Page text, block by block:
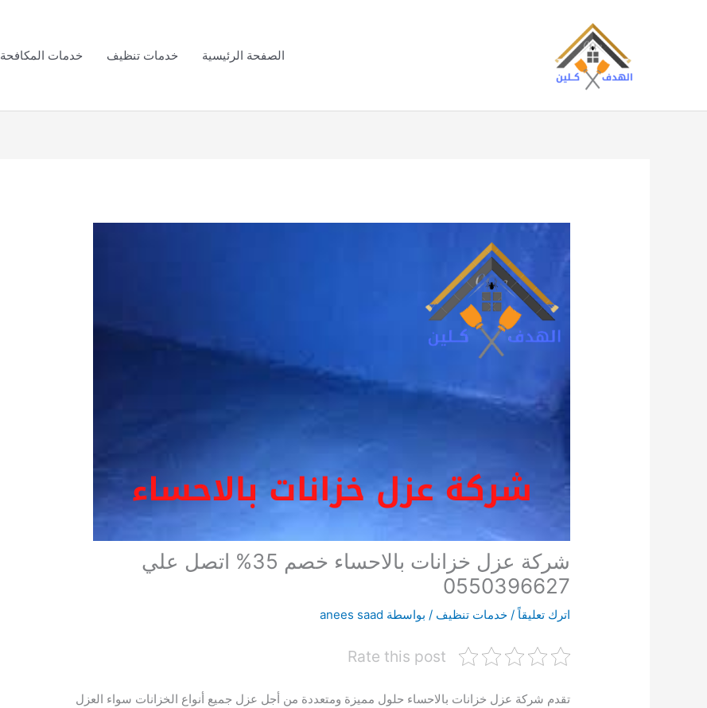
الصفحة الرئيسية خدمات تنظيف خدمات المكافحة
شركة عزل خزانات بالاحساء خصم 35% اتصل علي
0550396627
اترك تعليقاً /خدمات تنظيف / بواسطة anees saad
Rate this post
تقدم شركة عزل خزانات بالاحساء حلول مميزة ومتعددة من أجل عزل جميع أنواع الخزانات سواء العزل